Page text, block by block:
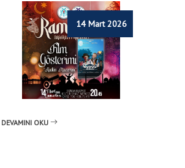
14 Mart 2026
DEVAMINI OKU